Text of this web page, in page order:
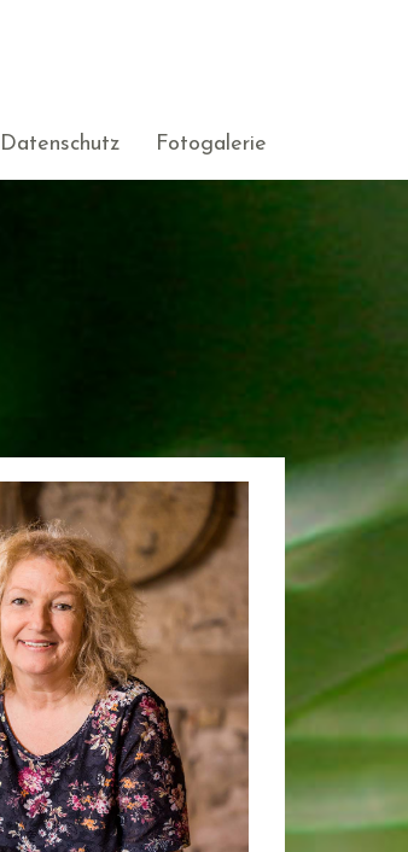
Datenschutz Fotogalerie